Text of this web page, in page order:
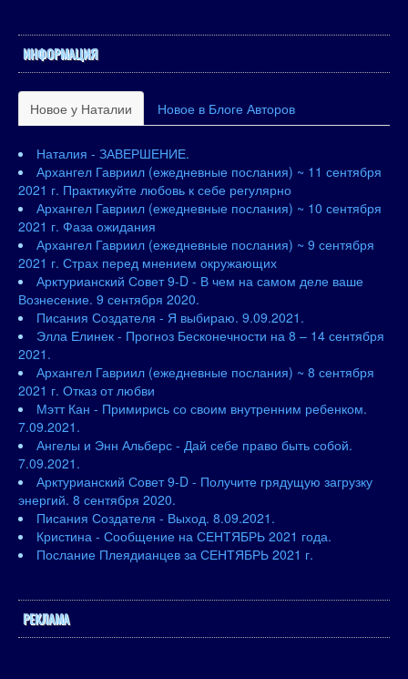
ИНФОРМАЦИЯ
Новое у Наталии Новое в Блоге Авторов
Наталия - ЗАВЕРШЕНИЕ.
Архангел Гавриил (ежедневные послания) ~ 11 сентября
2021 г. Практикуйте любовь к себе регулярно
Архангел Гавриил (ежедневные послания) ~ 10 сентября
2021 г. Фаза ожидания
Архангел Гавриил (ежедневные послания) ~ 9 сентября
2021 г. Страх перед мнением окружающих
Арктурианский Совет 9-D - В чем на самом деле ваше
Вознесение. 9 сентября 2020.
Писания Создателя - Я выбираю. 9.09.2021.
Элла Елинек - Прогноз Бесконечности на 8 – 14 сентября
2021.
Архангел Гавриил (ежедневные послания) ~ 8 сентября
2021 г. Отказ от любви
Мэтт Кан - Примирись со своим внутренним ребенком.
7.09.2021.
Ангелы и Энн Альберс - Дай себе право быть собой.
7.09.2021.
Арктурианский Совет 9-D - Получите грядущую загрузку
энергий. 8 сентября 2020.
Писания Создателя - Выход. 8.09.2021.
Кристина - Сообщение на СЕНТЯБРЬ 2021 года.
Послание Плеядианцев за СЕНТЯБРЬ 2021 г.
РЕКЛАМА